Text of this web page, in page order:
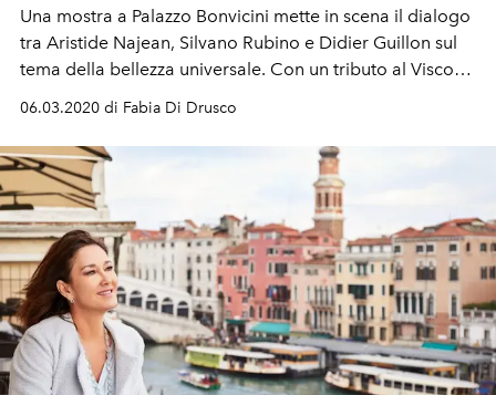
Una mostra a Palazzo Bonvicini mette in scena il dialogo
tra Aristide Najean, Silvano Rubino e Didier Guillon sul
tema della bellezza universale. Con un tributo al Visconti
06.03.2020 di Fabia Di Drusco